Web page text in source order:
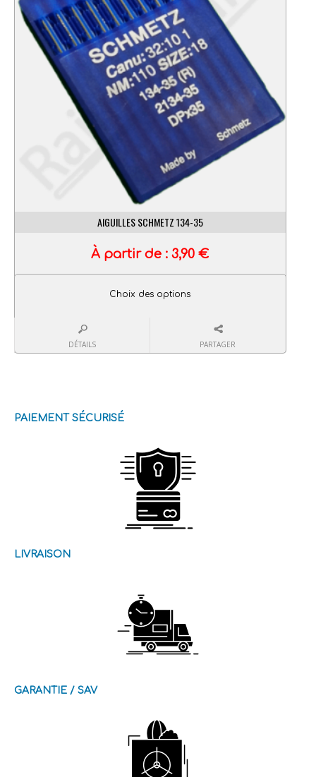
AIGUILLES SCHMETZ 134-35
À partir de :3,90€
Choix des options
DÉTAILS PARTAGER
PAIEMENT SÉCURISÉ
LIVRAISON
GARANTIE / SAV